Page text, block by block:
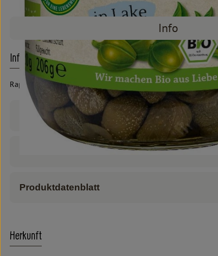
Info
Info
Rapunzel
Produktinformationen
Produktdatenblatt
Herkunft